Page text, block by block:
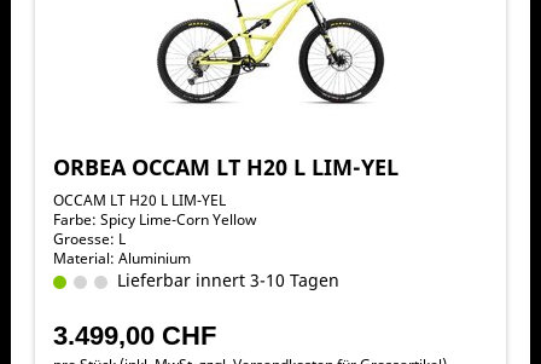
ORBEA OCCAM LT H20 L LIM-YEL
OCCAM LT H20 L LIM-YEL
Farbe: Spicy Lime-Corn Yellow
Groesse: L
Material: Aluminium
Lieferbar innert 3-10 Tagen
3.499,00 CHF